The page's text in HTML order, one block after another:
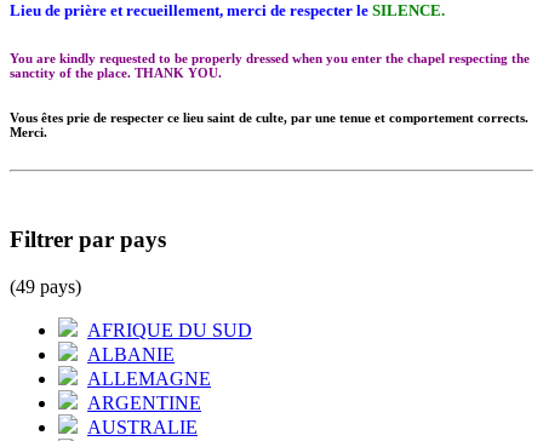
Lieu de prière et recueillement, merci de respecter le SILENCE.
You are kindly requested to be properly dressed when you enter the chapel respecting the
sanctity of the place. THANK YOU.
Vous êtes prie de respecter ce lieu saint de culte, par une tenue et comportement corrects.
Merci.
Filtrer par pays
(49 pays)
AFRIQUE DU SUD
ALBANIE
ALLEMAGNE
ARGENTINE
AUSTRALIE